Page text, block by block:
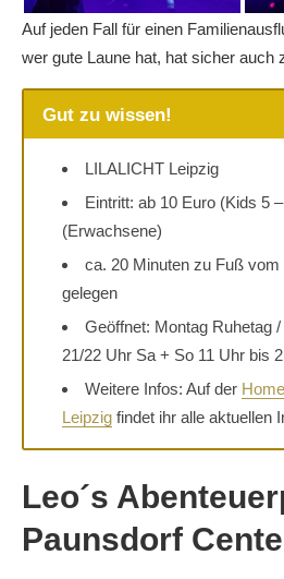
Auf jeden Fall für einen
wer gute Laune hat, hat sicher auch
Gut zu wissen!
LILALICHT Leipzig
Eintritt: ab 10 Euro (Kids 5
(Erwachsene)
ca. 20 Minuten zu Fuß vom
gelegen
Geöffnet: Montag Ruhetag
21/22 Uhr Sa + So 11 Uhr bis
Weitere Infos: Auf der
Leipzig findet ihr alle aktuellen
Leo´s
Paunsdorf